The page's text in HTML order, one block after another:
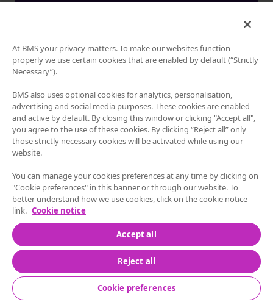
レブロジル ® 治療について
骨髄異形成症候群（MDS）について
このサイトについて お問い合わせ
プライバシーポリシー
クッキー設定
お問い合わせ
At BMS your privacy matters. To make our websites function
properly we use certain cookies that are enabled by default (“Strictly
Necessary”).
BMS also uses optional cookies for analytics, personalisation,
advertising and social media purposes. These cookies are enabled
and active by default. By closing this window or clicking "Accept all",
you agree to the use of these cookies. By clicking “Reject all” only
those strictly necessary cookies will be activated while using our
website.
You can manage your cookies preferences at any time by clicking on
"Cookie preferences" in this banner or through our website. To
better understand how we use cookies, click on the cookie notice
link. Cookie notice
Accept all
Reject all
Cookie preferences